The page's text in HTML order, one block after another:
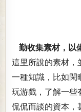
勤收集素材，以
這里所說的素材，
一種知識，比如閑
玩游戲，了解一些
侃侃而談的資本，